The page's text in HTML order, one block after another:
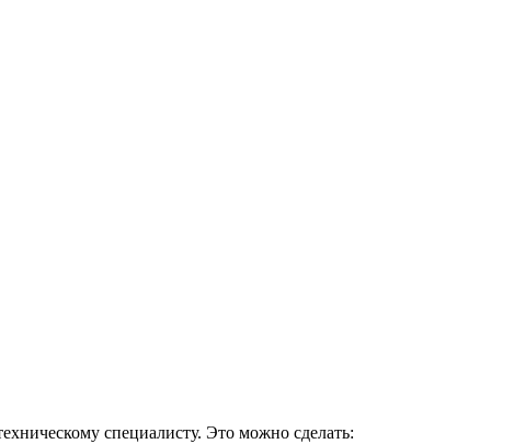
специалисту. Это можно сделать: